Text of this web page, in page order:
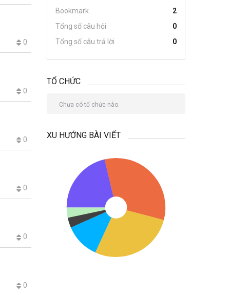
0
0
0
0
0
0
Bookmark
2
Tổng số câu hỏi
0
Tổng số câu trả lời
0
TỔ CHỨC
Chưa có tổ chức nào.
XU HƯỚNG BÀI VIẾT